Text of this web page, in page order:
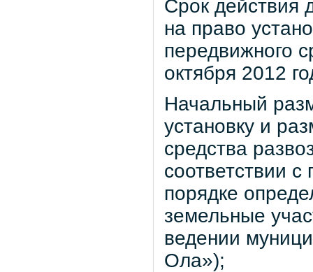
Срок действия
на право
передвижного
октября 2012
Начальный
установку и
средства
соответствии
порядке
земельные
ведении
Ола»);